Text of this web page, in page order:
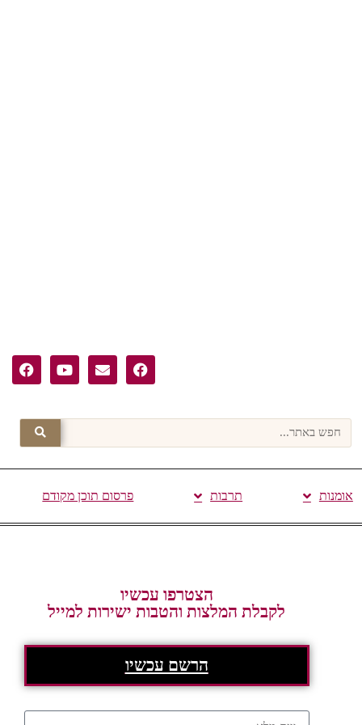
אומנות תרבות פרסום תוכן מקודם
הצטרפו עכשיו
לקבלת המלצות והטבות ישירות למייל
הרשם עכשיו